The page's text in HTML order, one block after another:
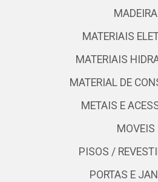
MADEIRA
MATERIAIS
MATERIAIS
MATERIAL DE
METAIS E
MOVEIS
PISOS /
PORTAS E